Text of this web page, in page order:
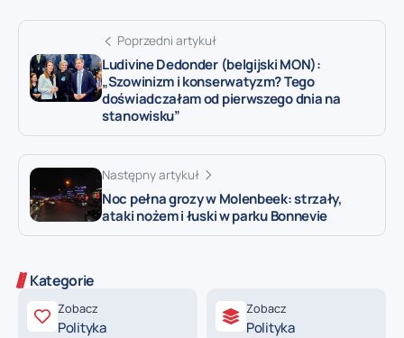
Poprzedni artykuł
Ludivine Dedonder (belgijski MON):
„Szowinizm i konserwatyzm? Tego
doświadczałam od pierwszego dnia na
stanowisku”
Następny artykuł
Noc pełna grozy w Molenbeek: strzały,
ataki nożem i łuski w parku Bonnevie
Kategorie
Zobacz
Polityka
Zobacz
Polityka